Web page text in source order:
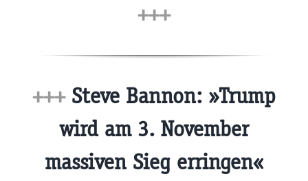
+++
+++Steve Bannon: »Trump
wird am 3. November
massiven Sieg erringen«